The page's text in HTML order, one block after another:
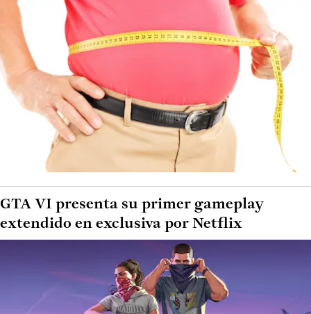
GTA VI presenta su primer gameplay
extendido en exclusiva por Netflix